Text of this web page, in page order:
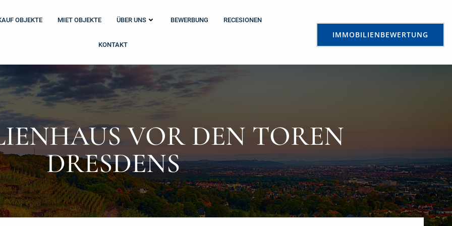
OBJEKTE MIET OBJEKTE ÜBER UNS BEWERBUNG RECESIONEN
KONTAKT
IMMOBILIENBEWERTUNG
VOR DEN TOREN
DRESDENS